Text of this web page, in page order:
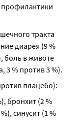
профилактики
тракта
диарея (9 %
боль в животе
3 % против 3 %).
плацебо):
бронхит (2 %
синусит (1 %